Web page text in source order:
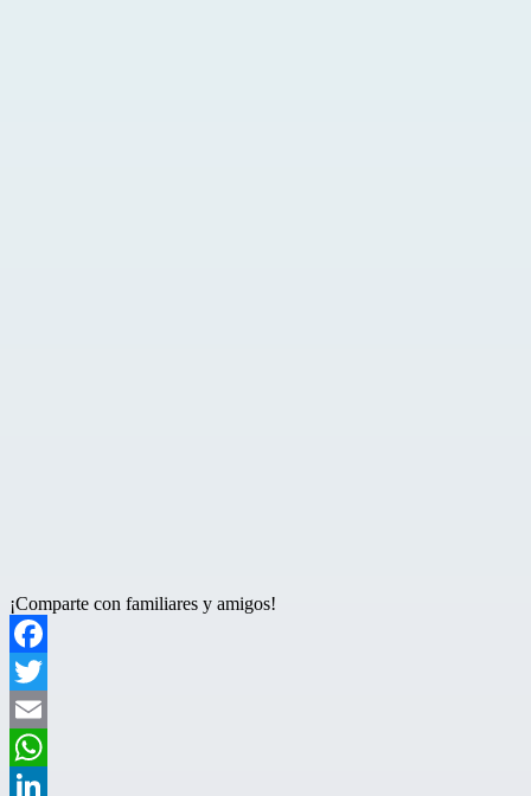
¡Comparte con familiares y amigos!
Facebook
Twitter
Email
WhatsApp